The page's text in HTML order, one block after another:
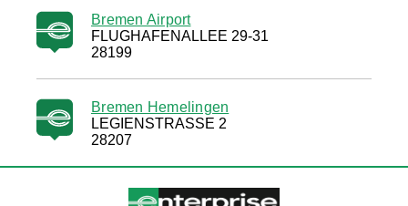
Bremen Airport
FLUGHAFENALLEE 29-31
28199
Bremen Hemelingen
LEGIENSTRASSE 2
28207